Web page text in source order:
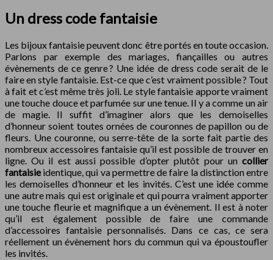
Un dress code fantaisie
Les bijoux fantaisie peuvent donc être portés en toute occasion.
Parlons par exemple des mariages, fiançailles ou autres
évènements de ce genre ? Une idée de dress code serait de le
faire en style fantaisie. Est-ce que c’est vraiment possible ? Tout
à fait et c’est même très joli. Le style fantaisie apporte vraiment
une touche douce et parfumée sur une tenue. Il y a comme un air
de magie. Il suffit d’imaginer alors que les demoiselles
d’honneur soient toutes ornées de couronnes de papillon ou de
fleurs. Une couronne, ou serre-tête de la sorte fait partie des
nombreux accessoires fantaisie qu’il est possible de trouver en
ligne. Ou il est aussi possible d’opter plutôt pour un collier
fantaisieidentique, qui va permettre de faire la distinction entre
les demoiselles d’honneur et les invités. C’est une idée comme
une autre mais qui est originale et qui pourra vraiment apporter
une touche fleurie et magnifique a un évènement. Il est à noter
qu’il est également possible de faire une commande
d’accessoires fantaisie personnalisés. Dans ce cas, ce sera
réellement un évènement hors du commun qui va époustoufler
les invités.